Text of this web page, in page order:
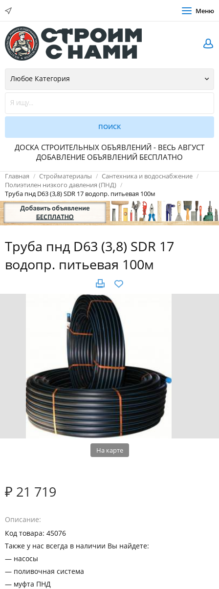
Меню
ДОСКА СТРОИТЕЛЬНЫХ ОБЪЯВЛЕНИЙ - ВЕСЬ АВГУСТ
ДОБАВЛЕНИЕ ОБЪЯВЛЕНИЙ БЕСПЛАТНО
Главная Стройматериалы
Сантехника и водоснабжение
Полиэтилен низкого давления (ПНД)
Труба пнд D63 (3,8) SDR 17 водопр. питьевая 100м
Труба пнд D63 (3,8) SDR 17
водопр. питьевая 100м
На карте
₽ 21 719
Описание
Код товара: 45076
Также у нас всегда в наличии Вы найдете:
— насосы
— поливочная система
— муфта ПНД